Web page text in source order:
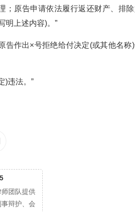
；原告申请依法履行返还财产、排
明上述内容)。”
告作出×号拒绝给付决定(或其他名称
)违法。”
团队提供
辩护、会